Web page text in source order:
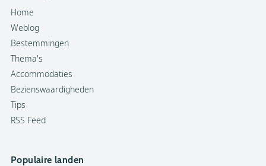
Home
Weblog
Bestemmingen
Thema's
Accommodaties
Bezienswaardigheden
Tips
RSS Feed
Populaire landen